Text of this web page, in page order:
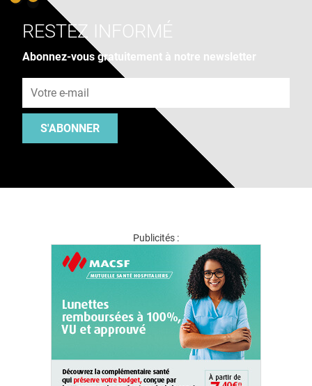
RESTEZ INFORMÉ
Abonnez-vous gratuitement à notre newsletter
S'ABONNER
Publicités :